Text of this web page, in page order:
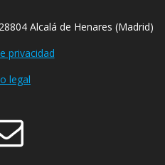
Alcalá de Henares (Madrid)
privacidad
legal